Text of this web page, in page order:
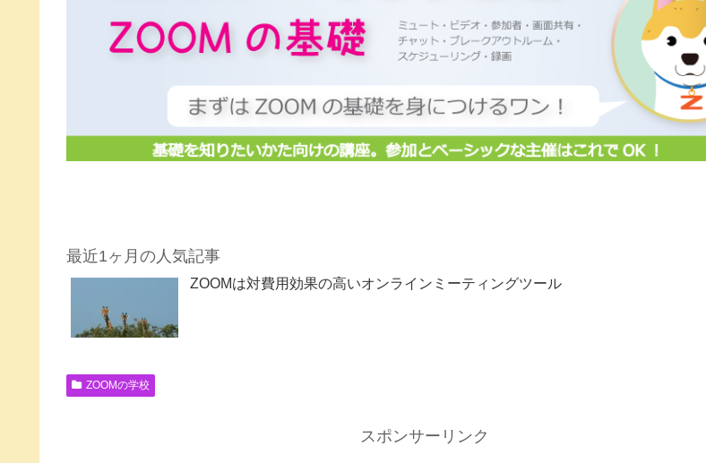
最近1ヶ月の人気記事
ZOOMは対費用効果の高いオンラインミーティングツール
ZOOMの学校
スポンサーリンク